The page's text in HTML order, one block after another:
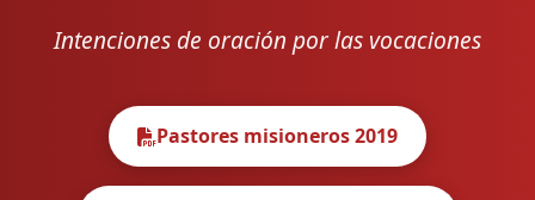
Intenciones de oración por las vocaciones
Pastores misioneros 2019